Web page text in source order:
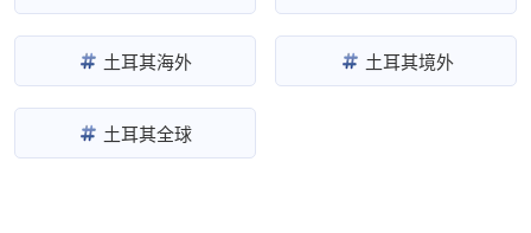
土耳其海外 土耳其境外
土耳其全球